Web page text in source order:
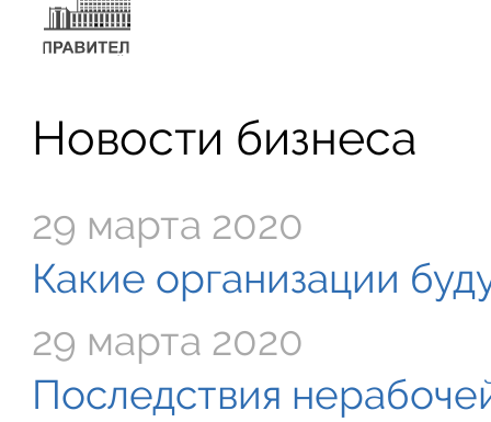
Новости бизнеса
29 марта 2020
Какие организации
29 марта 2020
Последствия